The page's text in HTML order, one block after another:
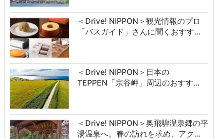
＜Drive! NIPPON＞観光情報のプロ
「バスガイド」さんに聞くおすす…
＜Drive! NIPPON＞日本の
TEPPEN「宗谷岬」周辺のおすす…
＜Drive! NIPPON＞奥飛騨温泉郷の平
湯温泉へ。春の訪れを求め、アク…